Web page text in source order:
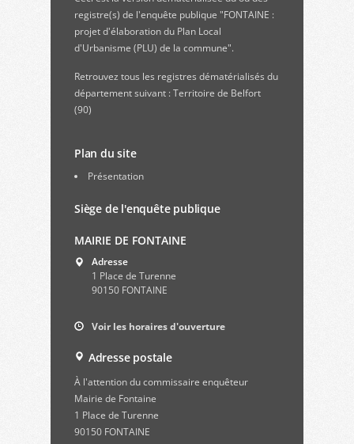
registre(s) de l'enquête publique "FONTAINE :
projet d'élaboration du Plan Local
d'Urbanisme (PLU) de la commune".
Retrouvez tous les registres dématérialisés du
département suivant : Territoire de Belfort
(90)
Plan du site
Présentation
Siège de l'enquête publique
MAIRIE DE FONTAINE
Adresse
1 Place de Turenne
90150 FONTAINE
Voir les horaires d'ouverture
Adresse postale
À l'attention du commissaire enquêteur
Mairie de Fontaine
1 Place de Turenne
90150 FONTAINE